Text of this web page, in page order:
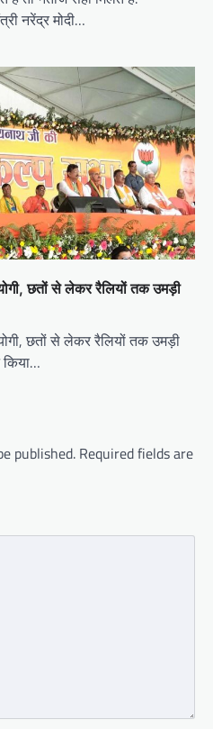
नरेंद्र मोदी…
छतों से लेकर रैलियों तक उमड़ी
छतों से लेकर रैलियों तक उमड़ी
किया…
published. Required fields are